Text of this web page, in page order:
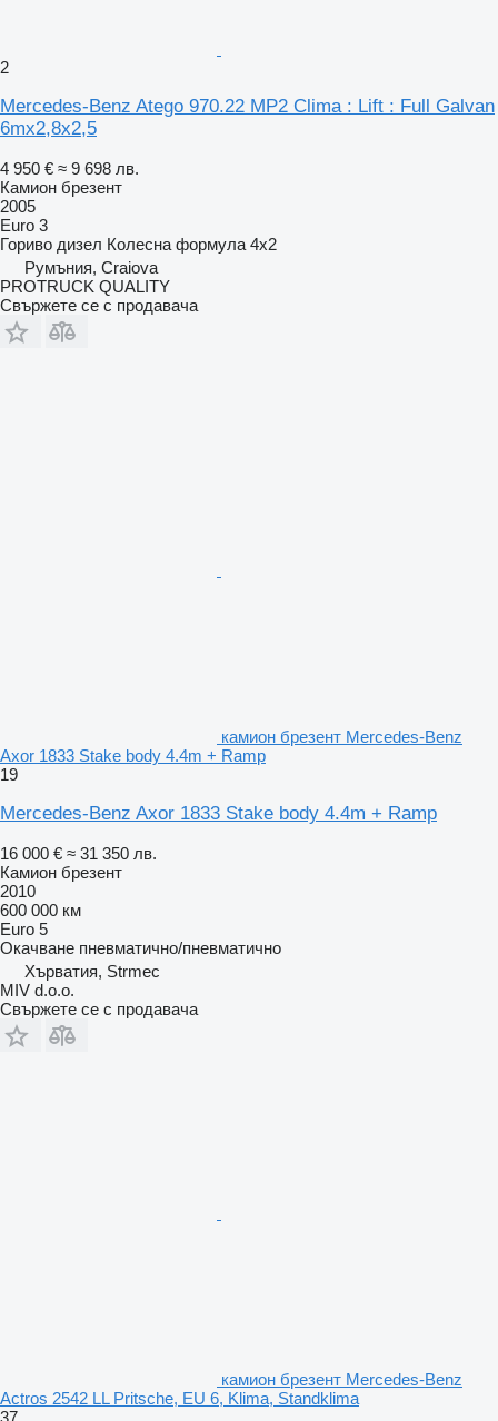
2
Mercedes-Benz Atego 970.22 MP2 Clima : Lift : Full Galvan
6mx2,8x2,5
4 950 € ≈ 9 698 лв.
Камион брезент
2005
Euro 3
Гориво дизел Колесна формула 4x2
Румъния, Craiova
PROTRUCK QUALITY
Свържете се с продавача
камион брезент Mercedes-Benz
Axor 1833 Stake body 4.4m + Ramp
19
Mercedes-Benz Axor 1833 Stake body 4.4m + Ramp
16 000 € ≈ 31 350 лв.
Камион брезент
2010
600 000 км
Euro 5
Окачване пневматично/пневматично
Хърватия, Strmec
MIV d.o.o.
Свържете се с продавача
камион брезент Mercedes-Benz
Actros 2542 LL Pritsche, EU 6, Klima, Standklima
37